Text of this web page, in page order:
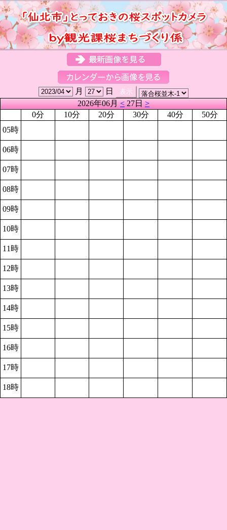
月
日
2026年06月<27日>
0分
10分 20分 30分 40分
50分
05時
06時
07時
08時
09時
10時
11時
12時
13時
14時
15時
16時
17時
18時